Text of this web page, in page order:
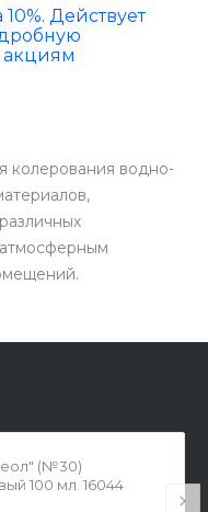
Действует
колерования водно-
(№30)
100 мл. 16044